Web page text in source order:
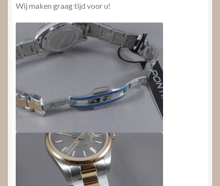
Wij maken graag tijd voor u!